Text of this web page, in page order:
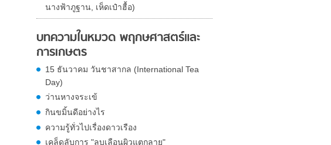
นางฟ้าภูฐาน, เห็ดเป๋าฮื้อ)
บทความในหมวด พฤกษศาสตร์และ
การเกษตร
15 ธันวาคม วันชาสากล (International Tea
Day)
ว่านหางจระเข้
กินขมิ้นดีอย่างไร
ความรู้ทั่วไปเรื่องดาวเรือง
เคล็ดลับการ "ลบเลือนผิวแตกลาย"